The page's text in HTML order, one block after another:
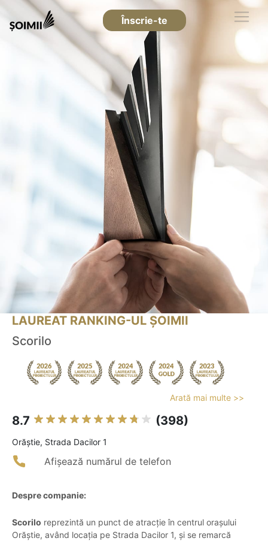
Înscrie-te
LAUREAT RANKING-UL ȘOIMII
Scorilo
Arată mai multe >>
8.7 (398)
Orăştie, Strada Dacilor 1
Afișează numărul de telefon
Despre companie:
Scorilo reprezintă un punct de atracție în centrul orașului
Orăștie, având locația pe Strada Dacilor 1, și se remarcă